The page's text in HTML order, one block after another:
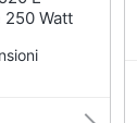
Watt